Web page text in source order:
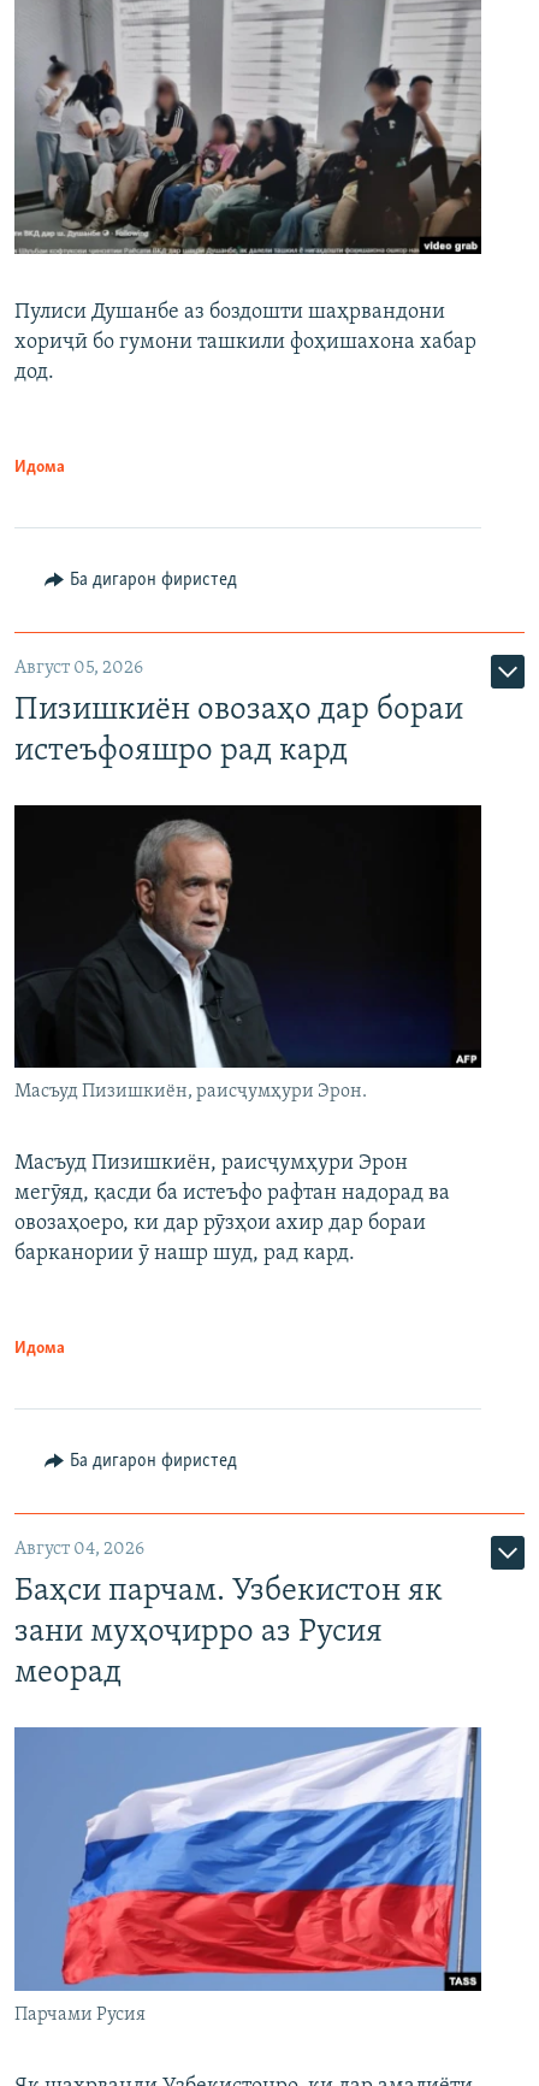
Пулиси Душанбе аз боздошти шаҳрвандони
хориҷӣ бо гумони ташкили фоҳишахона хабар
дод.
Идома
Ба дигарон фиристед
Август 05, 2026
Пизишкиён овозаҳо дар бораи
истеъфояшро рад кард
Масъуд Пизишкиён, раисҷумҳури Эрон.
Масъуд Пизишкиён, раисҷумҳури Эрон
мегӯяд, қасди ба истеъфо рафтан надорад ва
овозаҳоеро, ки дар рӯзҳои ахир дар бораи
барканории ӯ нашр шуд, рад кард.
Идома
Ба дигарон фиристед
Август 04, 2026
Баҳси парчам. Узбекистон як
зани муҳоҷирро аз Русия
меорад
Парчами Русия